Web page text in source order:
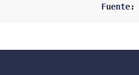
Fuente: